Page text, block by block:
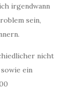
irgendwann
sein,
nicht
ein